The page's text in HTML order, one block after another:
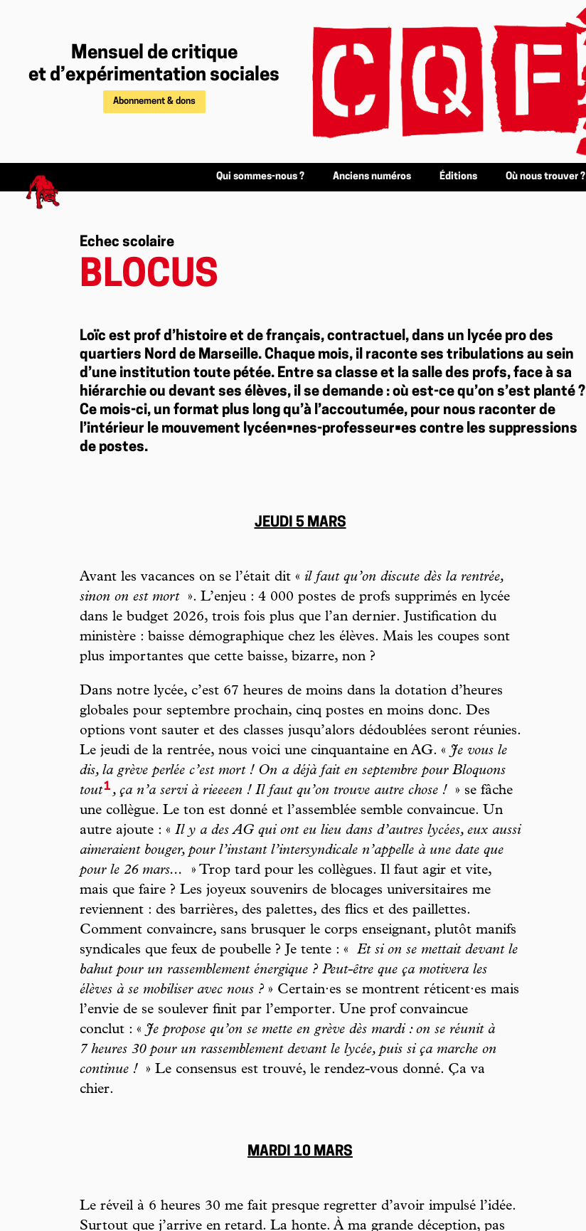
Mensuel de critique
et d’expérimentation sociales
Abonnement & dons
Qui sommes-nous ? Anciens numéros Éditions Où nous trouver ?
Echec scolaire
BLOCUS
Loïc est prof d’histoire et de français, contractuel, dans un lycée pro des
quartiers Nord de Marseille. Chaque mois, il raconte ses tribulations au sein
d’une institution toute pétée. Entre sa classe et la salle des profs, face à sa
hiérarchie ou devant ses élèves, il se demande : où est-ce qu’on s’est planté ?
Ce mois-ci, un format plus long qu’à l’accoutumée, pour nous raconter de
l’intérieur le mouvement lycéen•nes-professeur•es contre les suppressions
de postes.
JEUDI 5 MARS
Avant les vacances on se l’était dit « il faut qu’on discute dès la rentrée,
sinon on est mort ». L’enjeu : 4 000 postes de profs supprimés en lycée
dans le budget 2026, trois fois plus que l’an dernier. Justification du
ministère : baisse démographique chez les élèves. Mais les coupes sont
plus importantes que cette baisse, bizarre, non ?
Dans notre lycée, c’est 67 heures de moins dans la dotation d’heures
globales pour septembre prochain, cinq postes en moins donc. Des
options vont sauter et des classes jusqu’alors dédoublées seront réunies.
Le jeudi de la rentrée, nous voici une cinquantaine en AG. «Je vous le
dis, la grève perlée c’est mort ! On a déjà fait en septembre pour Bloquons
tout1 , ça n’a servi à rieeeen ! Il faut qu’on trouve autre chose ! » se fâche
une collègue. Le ton est donné et l’assemblée semble convaincue. Un
autre ajoute : « Il y a des AG qui ont eu lieu dans d’autres lycées, eux aussi
aimeraient bouger, pour l’instant l’intersyndicale n’appelle à une date que
pour le 26 mars...
» Trop tard pour les collègues. Il faut agir et vite,
mais que faire ? Les joyeux souvenirs de blocages universitaires me
reviennent : des barrières, des palettes, des flics et des paillettes.
Comment convaincre, sans brusquer le corps enseignant, plutôt manifs
syndicales que feux de poubelle ? Je tente : «
Et si on se mettait devant le
bahut pour un rassemblement énergique ? Peut-être que ça motivera les
élèves à se mobiliser avec nous ? » Certain·es se montrent réticent·es mais
l’envie de se soulever finit par l’emporter. Une prof convaincue
conclut : «Je propose qu’on se mette en grève dès mardi : on se réunit à
7 heures 30 pour un rassemblement devant le lycée, puis si ça marche on
continue ! » Le consensus est trouvé, le rendez-vous donné. Ça va
chier.
MARDI 10 MARS
Le réveil à 6 heures 30 me fait presque regretter d’avoir impulsé l’idée.
Surtout que j’arrive en retard. La honte. À ma grande déception, pas